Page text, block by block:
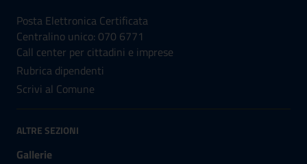
Posta Elettronica Certificata
Centralino unico: 070 6771
Call center per cittadini e imprese
Rubrica dipendenti
Scrivi al Comune
ALTRE SEZIONI
Gallerie